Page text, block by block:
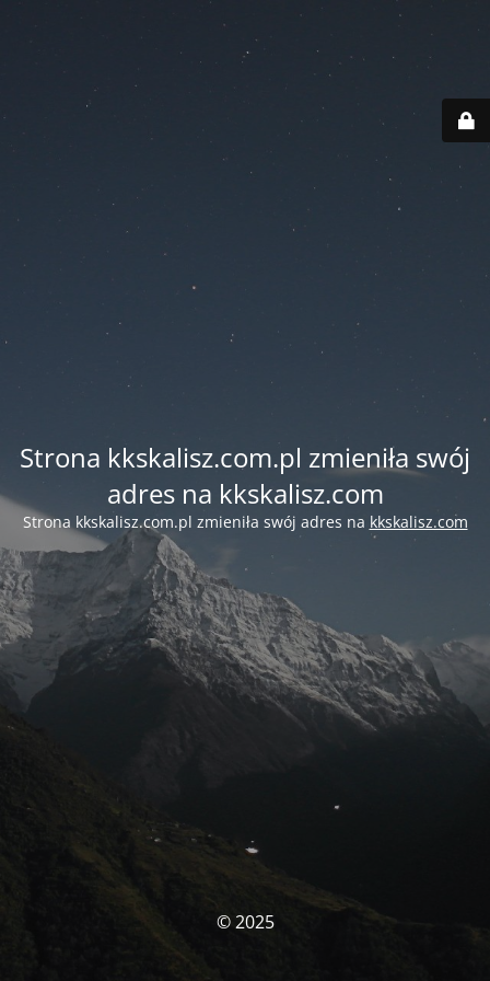
Strona kkskalisz.com.pl zmieniła swój
adres na kkskalisz.com
Strona kkskalisz.com.pl zmieniła swój adres na kkskalisz.com
© 2025